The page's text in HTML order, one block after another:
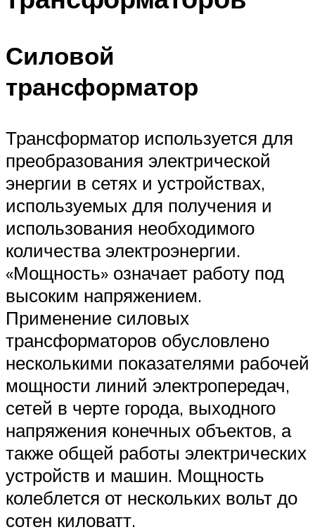
Силовой
трансформатор
Трансформатор используется для
преобразования электрической
энергии в сетях и устройствах,
используемых для получения и
использования необходимого
количества электроэнергии.
«Мощность» означает работу под
высоким напряжением.
Применение силовых
трансформаторов обусловлено
несколькими показателями рабочей
мощности линий электропередач,
сетей в черте города, выходного
напряжения конечных объектов, а
также общей работы электрических
устройств и машин. Мощность
колеблется от нескольких вольт до
сотен киловатт.